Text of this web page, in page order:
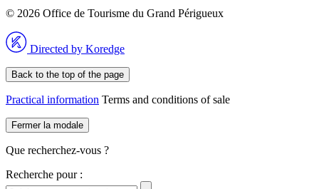
© 2026 Office de Tourisme du Grand Périgueux
Directed by Koredge
Back to the top of the page
Practical information Terms and conditions of sale
Fermer la modale
Que recherchez-vous ?
Recherche pour :